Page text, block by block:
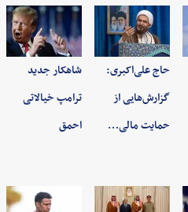
حاج علی‌اکبری:
گزارش‌هایی از
حمایت مالی…
شاهکار جدید
ترامپ خیالاتی
احمق